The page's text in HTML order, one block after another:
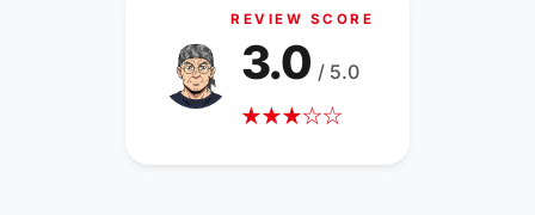
REVIEW SCORE
★★★☆☆
3.0 / 5.0